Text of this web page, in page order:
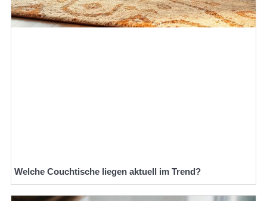
Welche Couchtische liegen aktuell im Trend?